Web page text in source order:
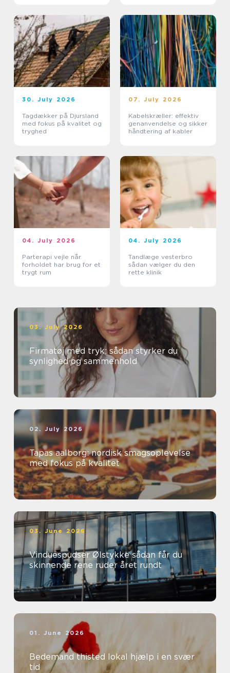
30. July 2026
Tagdækker på Djursland
med fokus på kvalitet og
tryghed
07. July 2026
Kabelskræller: effektiv
genanvendelse og sikker
håndtering af kabler
04. July 2026
Parterapi vejle når
forholdet har brug for et
trygt rum
04. July 2026
Tandlæge vesterbro
sådan vælger du den
rette klinik
03. July 2026
Firmatøj med tryk: sådan styrker du
synlighed og sammenhold
02. July 2026
Tapas aalborg: nordisk smagsoplevelse
med fokus på kvalitet
03. June 2026
Vinduespudser Ølstykke sådan får du
skinnende rene ruder året rundt
01. June 2026
Bedemand thisted lokal hjælp i en svær
tid